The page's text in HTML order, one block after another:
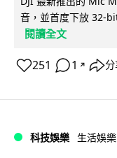
音，並首度下放 32-
閱讀全文
251 1 ↗
科技娛樂 生活娛樂